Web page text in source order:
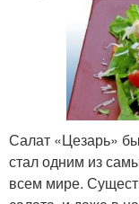
Салат «Цезарь»
стал одним из
всем мире.